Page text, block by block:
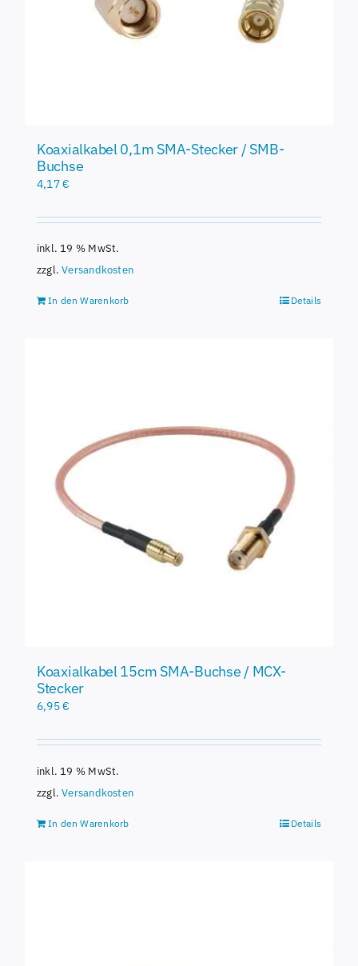
Koaxialkabel 0,1m SMA-Stecker / SMB-
Buchse
4,17€
inkl. 19 % MwSt.
zzgl.Versandkosten
In den Warenkorb Details
Koaxialkabel 15cm SMA-Buchse / MCX-
Stecker
6,95€
inkl. 19 % MwSt.
zzgl.Versandkosten
In den Warenkorb Details